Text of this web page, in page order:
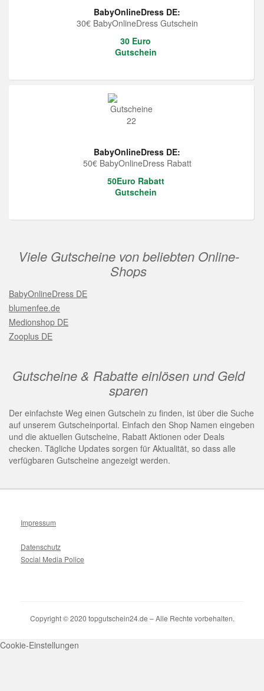
BabyOnlineDress DE:
30€ BabyOnlineDress Gutschein
30 Euro
Gutschein
BabyOnlineDress DE:
50€ BabyOnlineDress Rabatt
50Euro Rabatt
Gutschein
Viele Gutscheine von beliebten Online-
Shops
BabyOnlineDress DE
blumenfee.de
Medionshop DE
Zooplus DE
Gutscheine & Rabatte einlösen und Geld
sparen
Der einfachste Weg einen Gutschein zu finden, ist über die Suche
auf unserem Gutscheinportal. Einfach den Shop Namen eingeben
und die aktuellen Gutscheine, Rabatt Aktionen oder Deals
checken. Tägliche Updates sorgen für Aktualität, so dass alle
verfügbaren Gutscheine angezeigt werden.
Impressum
Datenschutz
Social Media Police
Copyright © 2020 topgutschein24.de – Alle Rechte vorbehalten.
Cookie-Einstellungen